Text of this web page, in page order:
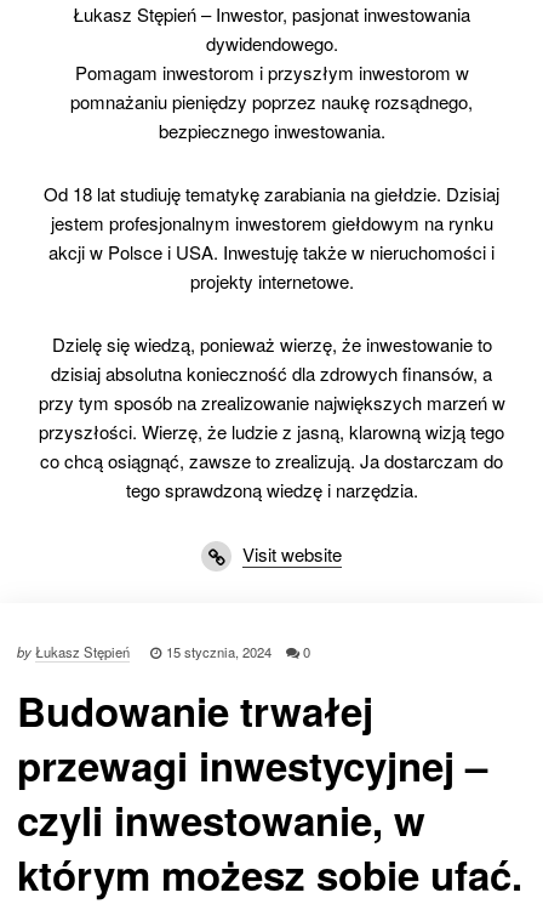
Łukasz Stępień – Inwestor, pasjonat inwestowania
dywidendowego.
Pomagam inwestorom i przyszłym inwestorom w
pomnażaniu pieniędzy poprzez naukę rozsądnego,
bezpiecznego inwestowania.
Od 18 lat studiuję tematykę zarabiania na giełdzie. Dzisiaj
jestem profesjonalnym inwestorem giełdowym na rynku
akcji w Polsce i USA. Inwestuję także w nieruchomości i
projekty internetowe.
Dzielę się wiedzą, ponieważ wierzę, że inwestowanie to
dzisiaj absolutna konieczność dla zdrowych finansów, a
przy tym sposób na zrealizowanie największych marzeń w
przyszłości. Wierzę, że ludzie z jasną, klarowną wizją tego
co chcą osiągnąć, zawsze to zrealizują. Ja dostarczam do
tego sprawdzoną wiedzę i narzędzia.
Visit website
byŁukasz Stępień 15 stycznia, 2024 0
Budowanie trwałej
przewagi inwestycyjnej –
czyli inwestowanie, w
którym możesz sobie ufać.